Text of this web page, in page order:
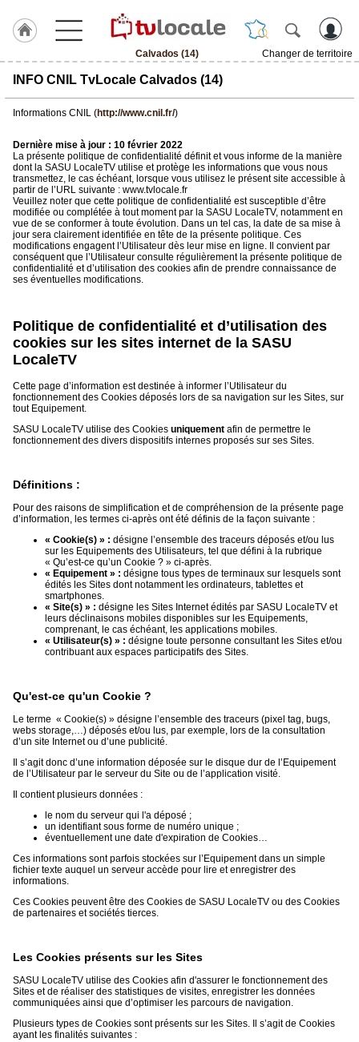
Calvados (14)
Changer de territoire
J'adhère
Hulcoq
Calvados
(14)
TvLocale
France
Accueil
RUBRIQUES
Gazette
Médias
du
groupe
annuaire
pro
INFO CNIL TvLocale Calvados (14)
Informations CNIL (http://www.cnil.fr/)
Dernière mise à jour : 10 février 2022
La présente politique de confidentialité définit et vous informe de la manière
dont la SASU LocaleTV utilise et protège les informations que vous nous
transmettez, le cas échéant, lorsque vous utilisez le présent site accessible à
partir de l’URL suivante : www.tvlocale.fr
Veuillez noter que cette politique de confidentialité est susceptible d’être
modifiée ou complétée à tout moment par la SASU LocaleTV, notamment en
vue de se conformer à toute évolution. Dans un tel cas, la date de sa mise à
jour sera clairement identifiée en tête de la présente politique. Ces
modifications engagent l’Utilisateur dès leur mise en ligne. Il convient par
conséquent que l’Utilisateur consulte régulièrement la présente politique de
confidentialité et d’utilisation des cookies afin de prendre connaissance de
ses éventuelles modifications.
Politique de confidentialité et d’utilisation des
cookies sur les sites internet de la SASU
LocaleTV
Cette page d’information est destinée à informer l’Utilisateur du
fonctionnement des Cookies déposés lors de sa navigation sur les Sites, sur
tout Equipement.
SASU LocaleTV utilise des Cookies uniquement afin de permettre le
fonctionnement des divers dispositifs internes proposés sur ses Sites.
Définitions :
Pour des raisons de simplification et de compréhension de la présente page
d’information, les termes ci-après ont été définis de la façon suivante :
« Cookie(s) » : désigne l’ensemble des traceurs déposés et/ou lus
sur les Equipements des Utilisateurs, tel que défini à la rubrique
« Qu’est-ce qu’un Cookie ? » ci-après.
« Equipement » : désigne tous types de terminaux sur lesquels sont
édités les Sites dont notamment les ordinateurs, tablettes et
smartphones.
« Site(s) » : désigne les Sites Internet édités par SASU LocaleTV et
leurs déclinaisons mobiles disponibles sur les Equipements,
comprenant, le cas échéant, les applications mobiles.
« Utilisateur(s) » : désigne toute personne consultant les Sites et/ou
contribuant aux espaces participatifs des Sites.
Qu'est-ce qu'un Cookie ?
Le terme « Cookie(s) » désigne l’ensemble des traceurs (pixel tag, bugs,
webs storage,…) déposés et/ou lus, par exemple, lors de la consultation
d’un site Internet ou d’une publicité.
Il s’agit donc d’une information déposée sur le disque dur de l’Equipement
de l’Utilisateur par le serveur du Site ou de l’application visité.
Il contient plusieurs données :
le nom du serveur qui l'a déposé ;
un identifiant sous forme de numéro unique ;
éventuellement une date d'expiration de Cookies…
Ces informations sont parfois stockées sur l’Equipement dans un simple
fichier texte auquel un serveur accède pour lire et enregistrer des
informations.
Ces Cookies peuvent être des Cookies de SASU LocaleTV ou des Cookies
de partenaires et sociétés tierces.
Les Cookies présents sur les Sites
SASU LocaleTV utilise des Cookies afin d'assurer le fonctionnement des
Sites et de réaliser des statistiques de visites, enregistrer les données
communiquées ainsi que d’optimiser les parcours de navigation.
Plusieurs types de Cookies sont présents sur les Sites. Il s’agit de Cookies
ayant les finalités suivantes :